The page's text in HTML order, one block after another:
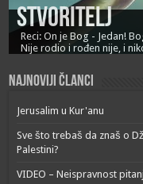
Stvoritelj
Reci: On je Bog - Jedan!
Nije rodio i rođen nije, i
Najnoviji članci
Jerusalim u Kur'anu
Sve što trebaš da znaš o
Palestini?
VIDEO – Neispravnost